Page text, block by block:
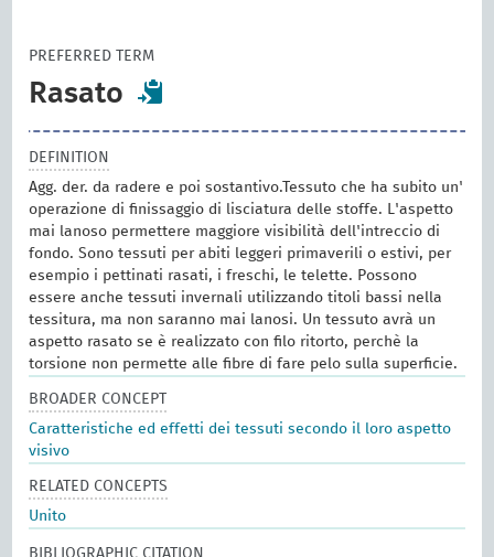
PREFERRED TERM
Rasato
DEFINITION
Agg. der. da radere e poi sostantivo.Tessuto che ha subito un'
operazione di finissaggio di lisciatura delle stoffe. L'aspetto
mai lanoso permettere maggiore visibilità dell'intreccio di
fondo. Sono tessuti per abiti leggeri primaverili o estivi, per
esempio i pettinati rasati, i freschi, le telette. Possono
essere anche tessuti invernali utilizzando titoli bassi nella
tessitura, ma non saranno mai lanosi. Un tessuto avrà un
aspetto rasato se è realizzato con filo ritorto, perchè la
torsione non permette alle fibre di fare pelo sulla superficie.
BROADER CONCEPT
Caratteristiche ed effetti dei tessuti secondo il loro aspetto
visivo
RELATED CONCEPTS
Unito
BIBLIOGRAPHIC CITATION